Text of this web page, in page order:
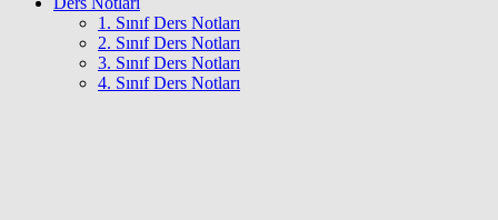
1. Sınıf Ders Notları
2. Sınıf Ders Notları
3. Sınıf Ders Notları
4. Sınıf Ders Notları